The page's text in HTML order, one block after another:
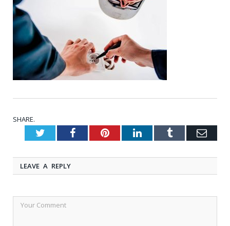
SHARE.
TwitterFacebookPinterestLinkedInTumblr
LEAVE A REPLY